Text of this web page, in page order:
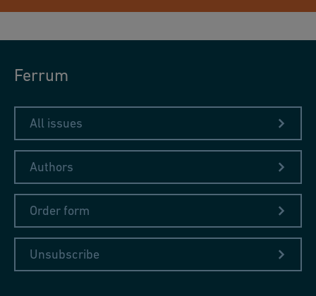
Ferrum
All issues
Authors
Order form
Unsubscribe